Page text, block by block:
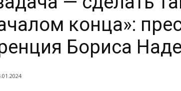
конца»:
Бориса